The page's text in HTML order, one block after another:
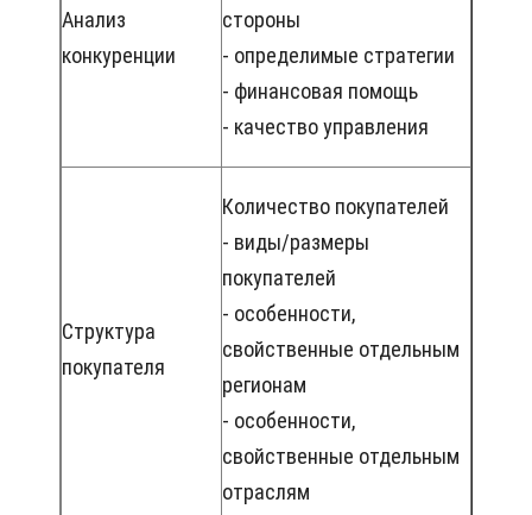
Анализ
конкуренции
стороны
- определимые стратегии
- финансовая помощь
- качество управления
Структура
покупателя
Количество покупателей
- виды/размеры
покупателей
- особенности,
свойственные отдельным
регионам
- особенности,
свойственные отдельным
отраслям